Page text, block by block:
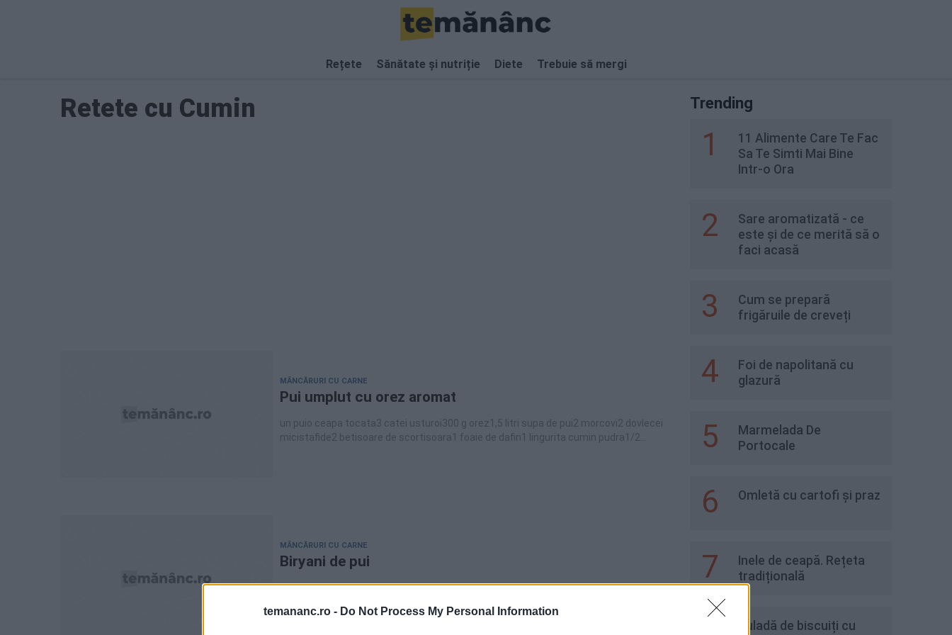
temananc.ro - Do Not Process My Personal Information
Rețete Sănătate și nutriție Diete Trebuie să mergi
Retete cu Cumin
MÂNCĂRURI CU CARNE
Pui umplut cu orez aromat
un puio ceapa tocata3 catei usturoi300 g orez1,5 litri supa de pui2 morcovi2 dovlecei
micistafide2 betisoare de scortisoara1 foaie de dafin1 lingurita cumin pudra1/2
MÂNCĂRURI CU CARNE
Biryani de pui
un pui taiat in 8 bucati2 cepe mari3 catei de usturoi2 rosii125 ml iaurtcondimente
stafide sau dupa preferintapine nuts sau migdale2 linguri ghee400 gr orez basmati2
Trending
1
11 Alimente Care Te Fac
Sa Te Simti Mai Bine
Intr-o Ora
2
Sare aromatizată - ce
este și de ce merită să o
faci acasă
3
Cum se prepară
frigăruile de creveți
4
Foi de napolitană cu
glazură
5
Marmelada De
Portocale
6 Omletă cu cartofi și praz
7
Inele de ceapă. Rețeta
tradițională
Ruladă de biscuiți cu